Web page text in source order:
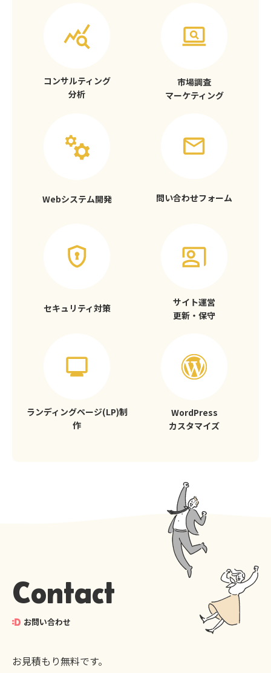
コンサルティング
分析
市場調査
マーケティング
Webシステム開発 問い合わせフォーム
セキュリティ対策
サイト運営
更新・保守
ランディングページ(LP)制
作
WordPress
カスタマイズ
Contact
お問い合わせ
お見積もり無料です。